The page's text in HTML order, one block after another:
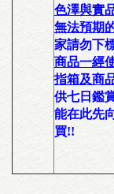
色澤與實
無法預期
家請勿下
商品一經
指箱及商
供七日鑑
能在此先
買!!